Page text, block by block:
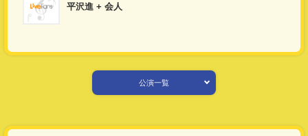
平沢進 + 会人
公演一覧